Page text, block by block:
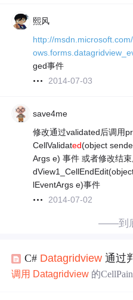
熙风
http://
ged事件
2014-07-03
save4me
修改通过validated后调用
CellValidated(object
Args e) 事件 或者修改结
lEventArgs e)事件
2014-07-02
——到
C# Datagridview 通过判
调用 Datagridview 的